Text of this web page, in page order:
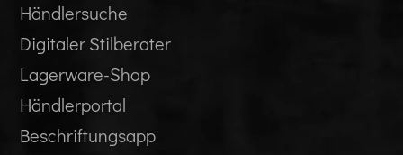
Händlersuche
Digitaler Stilberater
Lagerware-Shop
Händlerportal
Beschriftungsapp